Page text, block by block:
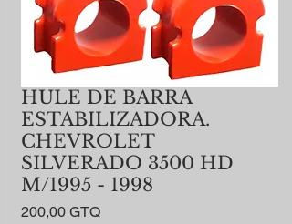
HULE DE BARRA
ESTABILIZADORA.
CHEVROLET
SILVERADO 3500 HD
M/1995 - 1998
200,00 GTQPrecio